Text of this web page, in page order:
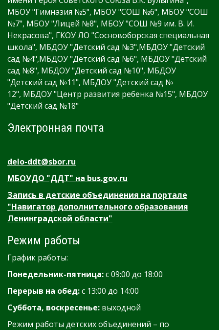
МБОУ "Гимназия №5", МБОУ "СОШ №6", МБОУ "СОШ
№7", МБОУ "Лицей №8", МБОУ "СОШ №9 им. В. И.
Некрасова", ГКОУ ЛО "Сосновоборская специальная
школа", МБДОУ "Детский сад №3",МБДОУ "Детский
сад №4",МБДОУ "Детский сад №6", МБДОУ "Детский
сад №8", МБДОУ "Детский сад №10", МБДОУ
"Детский сад №11", МБДОУ "Детский сад №
12", МБДОУ "Центр развития ребенка №15", МБДОУ
"Детский сад №18"
Электронная почта
delo-ddt@sbor.ru
МБОУДО "ДДТ" на bus.gov.ru
Запись в детские объединения на портале
"Навигатор дополнительного образования
Ленинградской области"
Режим работы
График работы:
Понедельник-пятница:с 09:00 до 18:00
Перерыв на обед:с 13:00 до 14:00
Суббота, воскресенье: выходной
Режим работы детских объединений – по